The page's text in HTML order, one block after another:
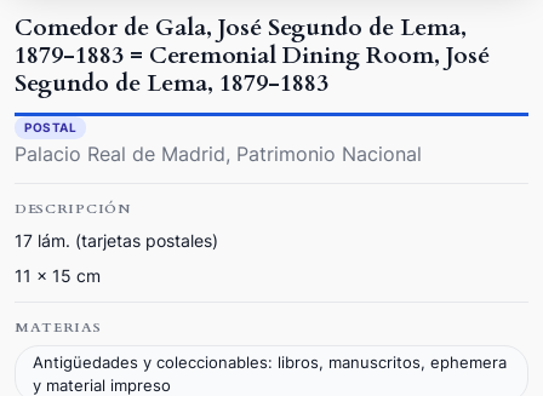
Comedor de Gala, José Segundo de Lema,
1879-1883 = Ceremonial Dining Room, José
Segundo de Lema, 1879-1883
POSTAL
Palacio Real de Madrid, Patrimonio Nacional
DESCRIPCIÓN
17 lám. (tarjetas postales)
11 x 15 cm
MATERIAS
Antigüedades y coleccionables: libros, manuscritos, ephemera
y material impreso